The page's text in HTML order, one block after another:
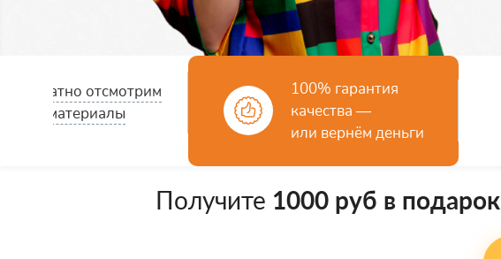
Бесплатно отсмотрим
ваши материалы
100% гарантия
качества —
или вернём деньги
Получите 1000 руб в подарок